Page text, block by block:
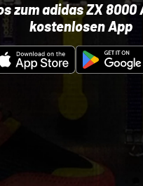
zum adidas ZX
kostenlosen App